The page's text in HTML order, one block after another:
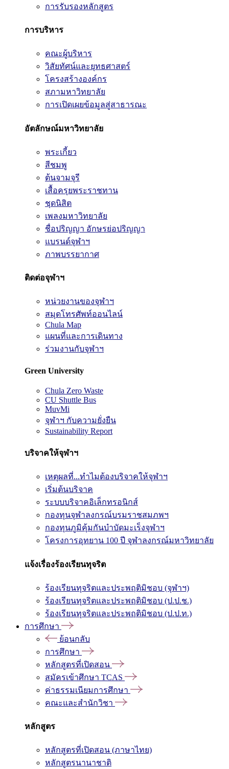
การรับรองหลักสูตร
การบริหาร
คณะผู้บริหาร
วิสัยทัศน์และยุทธศาสตร์
โครงสร้างองค์กร
สภามหาวิทยาลัย
การเปิดเผยข้อมูลสู่สาธารณะ
อัตลักษณ์มหาวิทยาลัย
พระเกี้ยว
สีชมพู
ต้นจามจุรี
เสื้อครุยพระราชทาน
ชุดนิสิต
เพลงมหาวิทยาลัย
ชื่อปริญญา อักษรย่อปริญญา
แบรนด์จุฬาฯ
ภาพบรรยากาศ
ติดต่อจุฬาฯ
หน่วยงานของจุฬาฯ
สมุดโทรศัพท์ออนไลน์
Chula Map
แผนที่และการเดินทาง
ร่วมงานกับจุฬาฯ
Green University
Chula Zero Waste
CU Shuttle Bus
MuvMi
จุฬาฯ กับความยั่งยืน
Sustainability Report
บริจาคให้จุฬาฯ
เหตุผลที่...ทำไมต้องบริจาคให้จุฬาฯ
เริ่มต้นบริจาค
ระบบบริจาคอิเล็กทรอนิกส์
กองทุนจุฬาลงกรณ์บรมราชสมภพฯ
กองทุนภูมิคุ้มกันบำบัดมะเร็งจุฬาฯ
โครงการอุทยาน 100 ปี จุฬาลงกรณ์มหาวิทยาลัย
แจ้งเรื่องร้องเรียนทุจริต
ร้องเรียนทุจริตและประพฤติมิชอบ (จุฬาฯ)
ร้องเรียนทุจริตและประพฤติมิชอบ (ป.ป.ช.)
ร้องเรียนทุจริตและประพฤติมิชอบ (ป.ป.ท.)
การศึกษา
ย้อนกลับ
การศึกษา
หลักสูตรที่เปิดสอน
สมัครเข้าศึกษา TCAS
ค่าธรรมเนียมการศึกษา
คณะและสำนักวิชา
หลักสูตร
หลักสูตรที่เปิดสอน (ภาษาไทย)
หลักสูตรนานาชาติ